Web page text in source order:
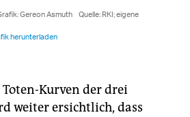
Kurven der drei
weiter ersichtlich, dass